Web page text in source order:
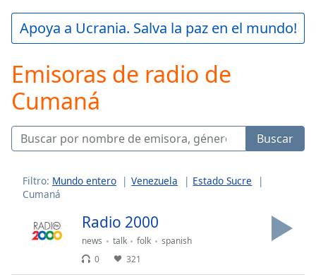
Play
Video
Skip
Backward
Skip
Forward
Current
Time0:00
Duration -:-
Loaded:
Stream
LIVE
Apoya a Ucrania. Salva la paz en el mundo!
Emisoras de radio de
Cumaná
Buscar
Filtro: Mundo entero Venezuela
Estado Sucre
Cumaná
Radio 2000
news talk folk
spanish
0
321